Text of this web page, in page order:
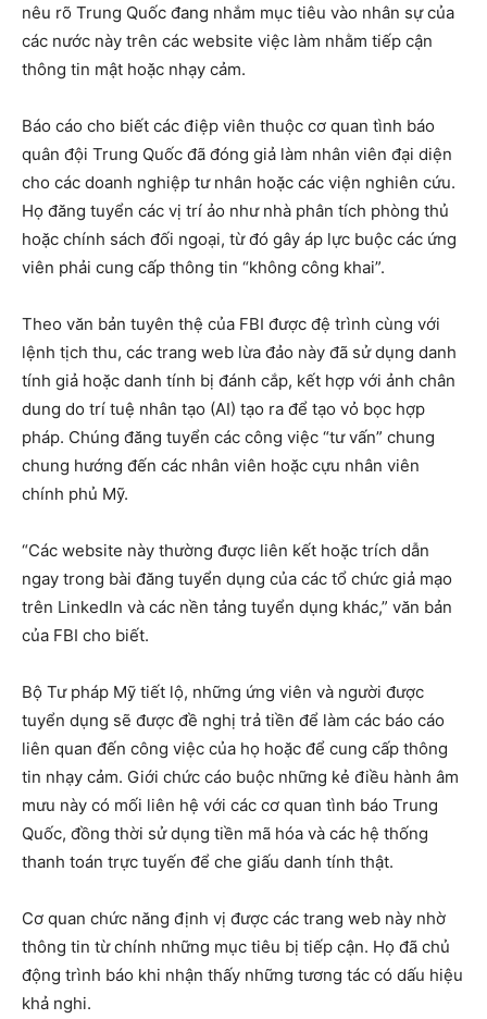
nêu rõ Trung Quốc đang nhắm mục tiêu vào nhân sự của
các nước này trên các website việc làm nhằm tiếp cận
thông tin mật hoặc nhạy cảm.
Báo cáo cho biết các điệp viên thuộc cơ quan tình báo
quân đội Trung Quốc đã đóng giả làm nhân viên đại diện
cho các doanh nghiệp tư nhân hoặc các viện nghiên cứu.
Họ đăng tuyển các vị trí ảo như nhà phân tích phòng thủ
hoặc chính sách đối ngoại, từ đó gây áp lực buộc các ứng
viên phải cung cấp thông tin “không công khai”.
Theo văn bản tuyên thệ của FBI được đệ trình cùng với
lệnh tịch thu, các trang web lừa đảo này đã sử dụng danh
tính giả hoặc danh tính bị đánh cắp, kết hợp với ảnh chân
dung do trí tuệ nhân tạo (AI) tạo ra để tạo vỏ bọc hợp
pháp. Chúng đăng tuyển các công việc “tư vấn” chung
chung hướng đến các nhân viên hoặc cựu nhân viên
chính phủ Mỹ.
“Các website này thường được liên kết hoặc trích dẫn
ngay trong bài đăng tuyển dụng của các tổ chức giả mạo
trên LinkedIn và các nền tảng tuyển dụng khác,” văn bản
của FBI cho biết.
Bộ Tư pháp Mỹ tiết lộ, những ứng viên và người được
tuyển dụng sẽ được đề nghị trả tiền để làm các báo cáo
liên quan đến công việc của họ hoặc để cung cấp thông
tin nhạy cảm. Giới chức cáo buộc những kẻ điều hành âm
mưu này có mối liên hệ với các cơ quan tình báo Trung
Quốc, đồng thời sử dụng tiền mã hóa và các hệ thống
thanh toán trực tuyến để che giấu danh tính thật.
Cơ quan chức năng định vị được các trang web này nhờ
thông tin từ chính những mục tiêu bị tiếp cận. Họ đã chủ
động trình báo khi nhận thấy những tương tác có dấu hiệu
khả nghi.